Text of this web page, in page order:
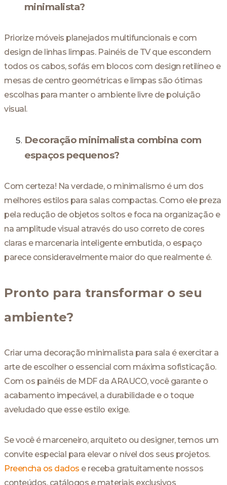
minimalista?
Priorize móveis planejados multifuncionais e com
design de linhas limpas. Painéis de TV que escondem
todos os cabos, sofás em blocos com design retilíneo e
mesas de centro geométricas e limpas são ótimas
escolhas para manter o ambiente livre de poluição
visual.
Decoração minimalista combina com
espaços pequenos?
Com certeza! Na verdade, o minimalismo é um dos
melhores estilos para salas compactas. Como ele preza
pela redução de objetos soltos e foca na organização e
na amplitude visual através do uso correto de cores
claras e marcenaria inteligente embutida, o espaço
parece consideravelmente maior do que realmente é.
Pronto para transformar o seu
ambiente?
Criar uma decoração minimalista para sala é exercitar a
arte de escolher o essencial com máxima sofisticação.
Com os painéis de MDF da ARAUCO, você garante o
acabamento impecável, a durabilidade e o toque
aveludado que esse estilo exige.
Se você é marceneiro, arquiteto ou designer, temos um
convite especial para elevar o nível dos seus projetos.
Preencha os dados e receba gratuitamente nossos
conteúdos, catálogos e materiais exclusivos